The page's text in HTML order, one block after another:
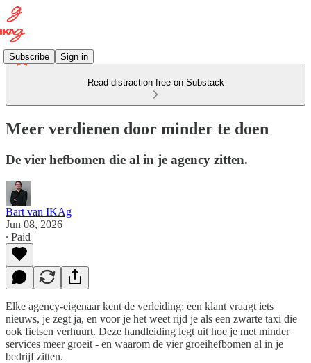
Subscribe Sign in
Read distraction-free on Substack
Meer verdienen door minder te doen
De vier hefbomen die al in je agency zitten.
Bart van IKAg
Jun 08, 2026
∙ Paid
Elke agency-eigenaar kent de verleiding: een klant vraagt iets
nieuws, je zegt ja, en voor je het weet rijd je als een zwarte taxi die
ook fietsen verhuurt. Deze handleiding legt uit hoe je met minder
services meer groeit - en waarom de vier groeihefbomen al in je
bedrijf zitten.